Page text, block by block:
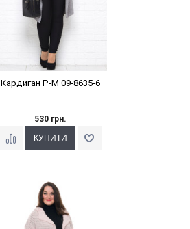
Кардиган P-M 09-8635-6
530 грн.
Наклейки Варіант з %